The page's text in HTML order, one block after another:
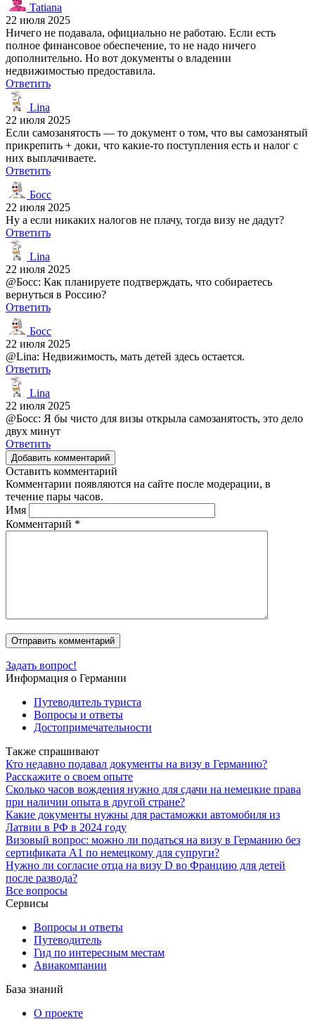
Tatiana
22 июля 2025
Ничего не подавала, официально не работаю. Если есть
полное финансовое обеспечение, то не надо ничего
дополнительно. Но вот документы о владении
недвижимостью предоставила.
Ответить
Lina
22 июля 2025
Если самозанятость — то документ о том, что вы самозанятый
прикрепить + доки, что какие-то поступления есть и налог с
них выплачиваете.
Ответить
Босс
22 июля 2025
Ну а если никаких налогов не плачу, тогда визу не дадут?
Ответить
Lina
22 июля 2025
@Босс: Как планируете подтверждать, что собираетесь
вернуться в Россию?
Ответить
Босс
22 июля 2025
@Lina: Недвижимость, мать детей здесь остается.
Ответить
Lina
22 июля 2025
@Босс: Я бы чисто для визы открыла самозанятость, это дело
двух минут
Ответить
Добавить комментарий
Оставить комментарий
Комментарии появляются на сайте после модерации, в
течение пары часов.
Имя
Комментарий *
Задать вопрос!
Информация о Германии
Путеводитель туриста
Вопросы и ответы
Достопримечательности
Также спрашивают
Кто недавно подавал документы на визу в Германию?
Расскажите о своем опыте
Сколько часов вождения нужно для сдачи на немецкие права
при наличии опыта в другой стране?
Какие документы нужны для растаможки автомобиля из
Латвии в РФ в 2024 году
Визовый вопрос: можно ли податься на визу в Германию без
сертификата А1 по немецкому для супруги?
Нужно ли согласие отца на визу D во Францию для детей
после развода?
Все вопросы
Сервисы
Вопросы и ответы
Путеводитель
Гид по интересным местам
Авиакомпании
База знаний
О проекте